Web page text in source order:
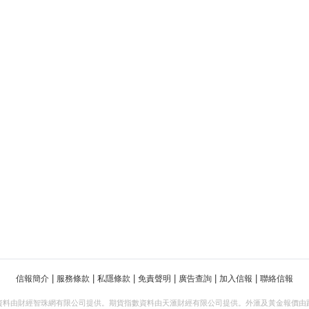
信報簡介 服務條款 私隱條款 免責聲明 廣告查詢 加入信報 聯絡信報
料由財經智珠網有限公司提供。期貨指數資料由天滙財經有限公司提供。外滙及黃金報價由